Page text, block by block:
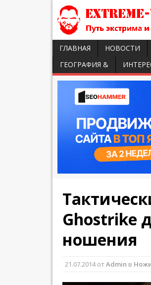
ГЛАВНАЯ НОВОСТИ
ГЕОГРАФИЯ &
Ghostrike
ношения
21.07.2014от Admin в